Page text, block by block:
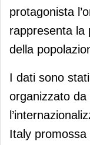
protagonista
rappresenta la
della
I dati sono
organizzato
Italy